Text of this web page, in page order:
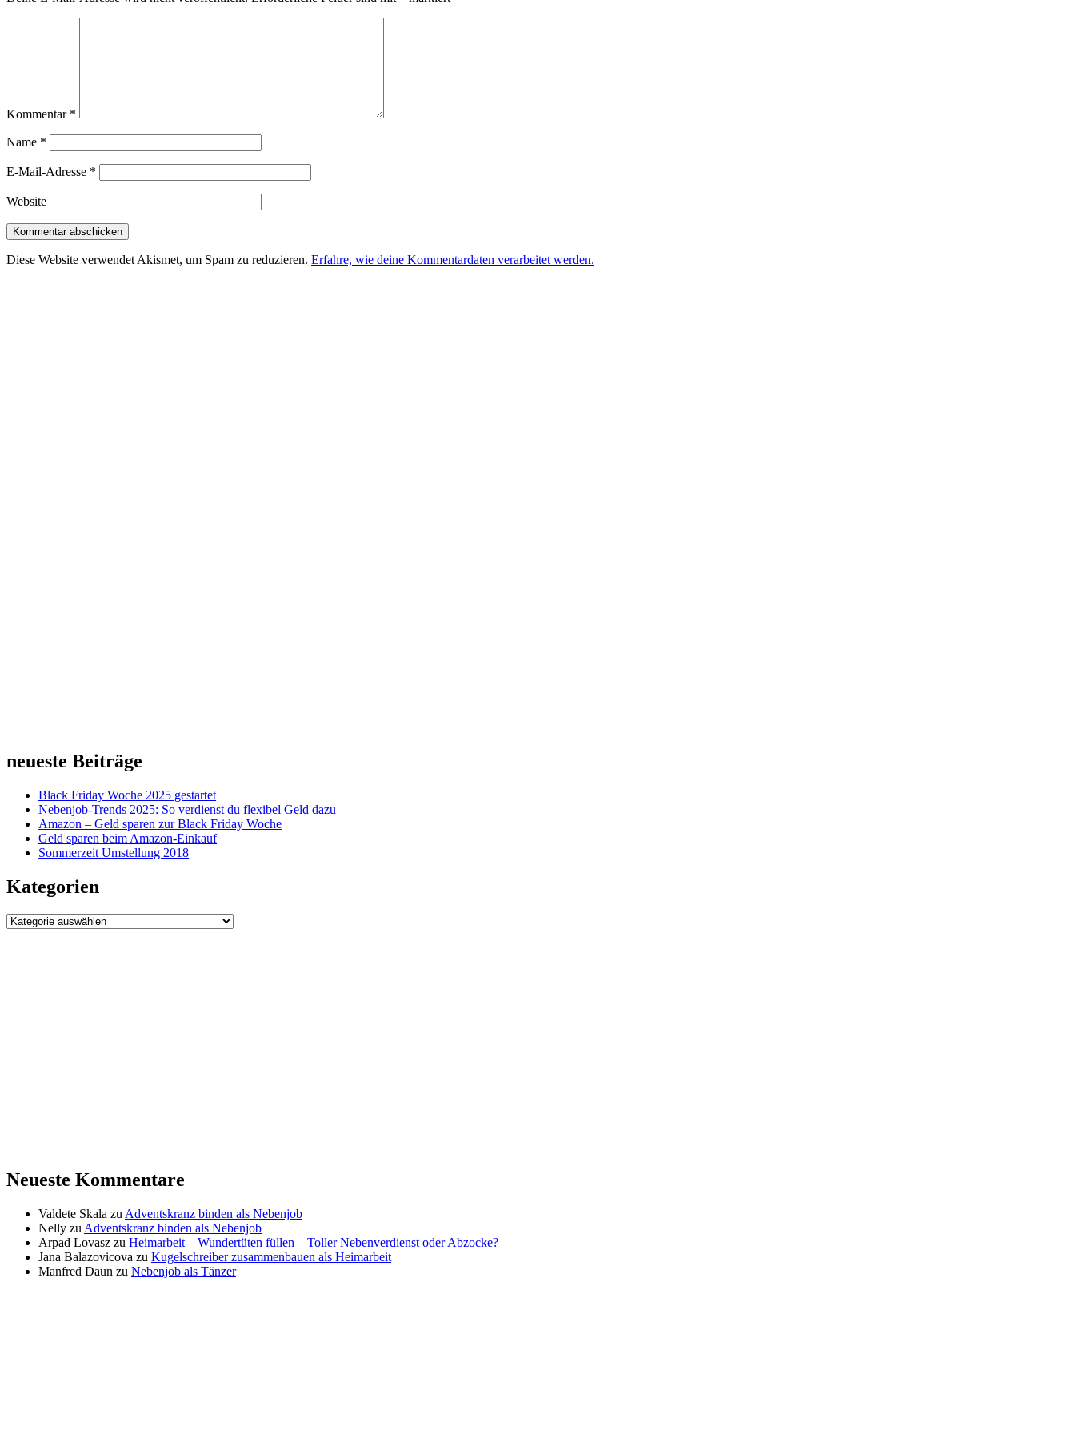
Kommentar *
Name *
E-Mail-Adresse *
Website
Diese Website verwendet Akismet, um Spam zu reduzieren. Erfahre, wie deine Kommentardaten verarbeitet werden.
neueste Beiträge
Black Friday Woche 2025 gestartet
Nebenjob-Trends 2025: So verdienst du flexibel Geld dazu
Amazon – Geld sparen zur Black Friday Woche
Geld sparen beim Amazon-Einkauf
Sommerzeit Umstellung 2018
Kategorien
Kategorien
Neueste Kommentare
Valdete Skala zu Adventskranz binden als Nebenjob
Nelly zu Adventskranz binden als Nebenjob
Arpad Lovasz zu Heimarbeit – Wundertüten füllen – Toller Nebenverdienst oder Abzocke?
Jana Balazovicova zu Kugelschreiber zusammenbauen als Heimarbeit
Manfred Daun zu Nebenjob als Tänzer